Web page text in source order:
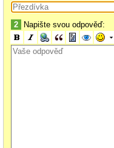
2 Napište svou odpověď: